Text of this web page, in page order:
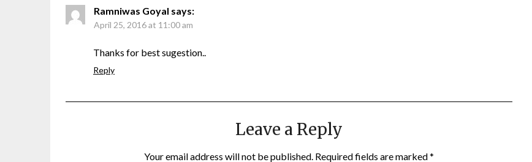
Ramniwas Goyal says:
April 25, 2016 at 11:00 am
Thanks for best sugestion..
Reply
Leave a Reply
Your email address will not be published.Required fields are marked*